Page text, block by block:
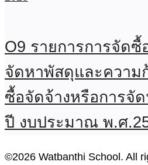
O9 รายการการจัดซื้
จัดหาพัสดุและความ
ซื้อจัดจ้างหรือการจั
ปี งบประมาณ พ.ศ
©2026 Watbanthi School. All